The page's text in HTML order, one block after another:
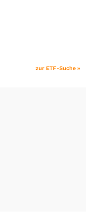
zur ETF-Suche »